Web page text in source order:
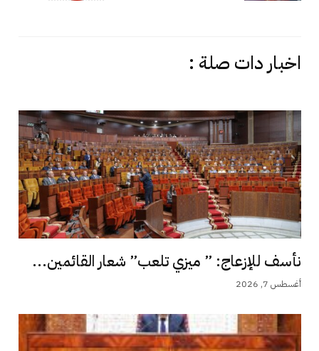
اخبار دات صلة :
نأسف للإزعاج: ” ميزي تلعب” شعار القائمين...
أغسطس 7, 2026